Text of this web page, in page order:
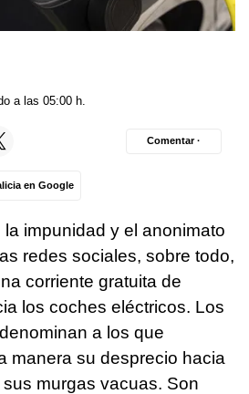
a las 05:00 h.
en Google
Comentar ·
impunidad y el anonimato
redes sociales, sobre todo,
corriente gratuita de
los coches eléctricos. Los
a los que
manera su desprecio hacia
murgas vacuas. Son